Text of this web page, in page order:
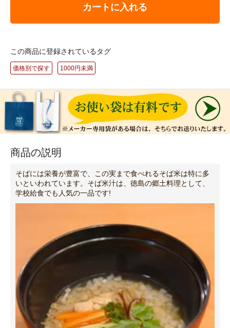
カートに入れる
この商品に登録されているタグ
価格別で探す 1000円未満
商品の説明
そばには栄養が豊富で、この実まで食べれるそば米は特に多
いといわれています。そば米汁は、徳島の郷土料理として、
学校給食でも人気の一品です!